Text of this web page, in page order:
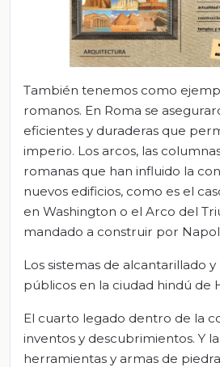
También tenemos como
romanos. En Roma se
eficientes y duraderas que
imperio. Los arcos, las
romanas que han influido la
nuevos edificios, como es el
en Washington o el Arco del
mandado a construir por
Los sistemas de alcantarillado
públicos en la ciudad hindú de
El cuarto legado dentro de la
inventos y descubrimientos. Y
herramientas y armas de